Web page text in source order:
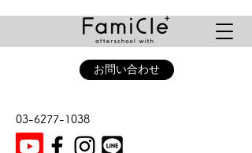
お問い合わせ
03-6277-1038